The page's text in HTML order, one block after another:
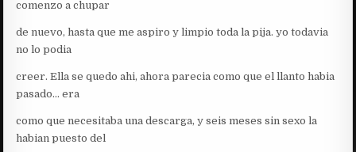
comenzo a chupar
de nuevo, hasta que me aspiro y limpio toda la pija. yo todavia
no lo podia
creer. Ella se quedo ahi, ahora parecia como que el llanto habia
pasado… era
como que necesitaba una descarga, y seis meses sin sexo la
habian puesto del